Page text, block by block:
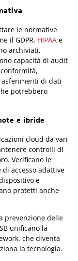
le normative
il GDPR, HIPAA e
archiviati,
capacità di audit
di dati
potrebbero
e ibride
cloud da vari
controlli di
Verificano le
accesso adattive
e
protetti anche
prevenzione delle
unificano la
che diventa
la tecnologia.